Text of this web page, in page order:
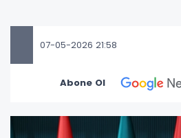
07-05-2026 21:58
Abone Ol